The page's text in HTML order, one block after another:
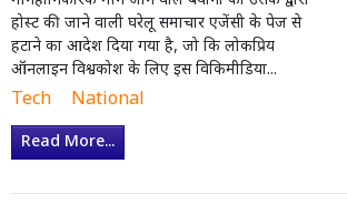
होस्ट की जाने वाली घरेलू समाचार एजेंसी के पेज से
हटाने का आदेश दिया गया है, जो कि लोकप्रिय
ऑनलाइन विश्वकोश के लिए इस विकिमीडिया...
Tech National
Read More...